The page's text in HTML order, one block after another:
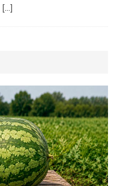
[...]